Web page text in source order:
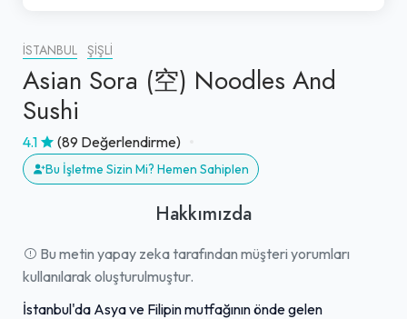
İSTANBUL ŞIŞLI
Asian Sora (空) Noodles And
Sushi
4.1 (89 Değerlendirme)
Bu İşletme Sizin Mi? Hemen Sahiplen
Hakkımızda
Bu metin yapay zeka tarafından müşteri yorumları
kullanılarak oluşturulmuştur.
İstanbul'da Asya ve Filipin mutfağının önde gelen